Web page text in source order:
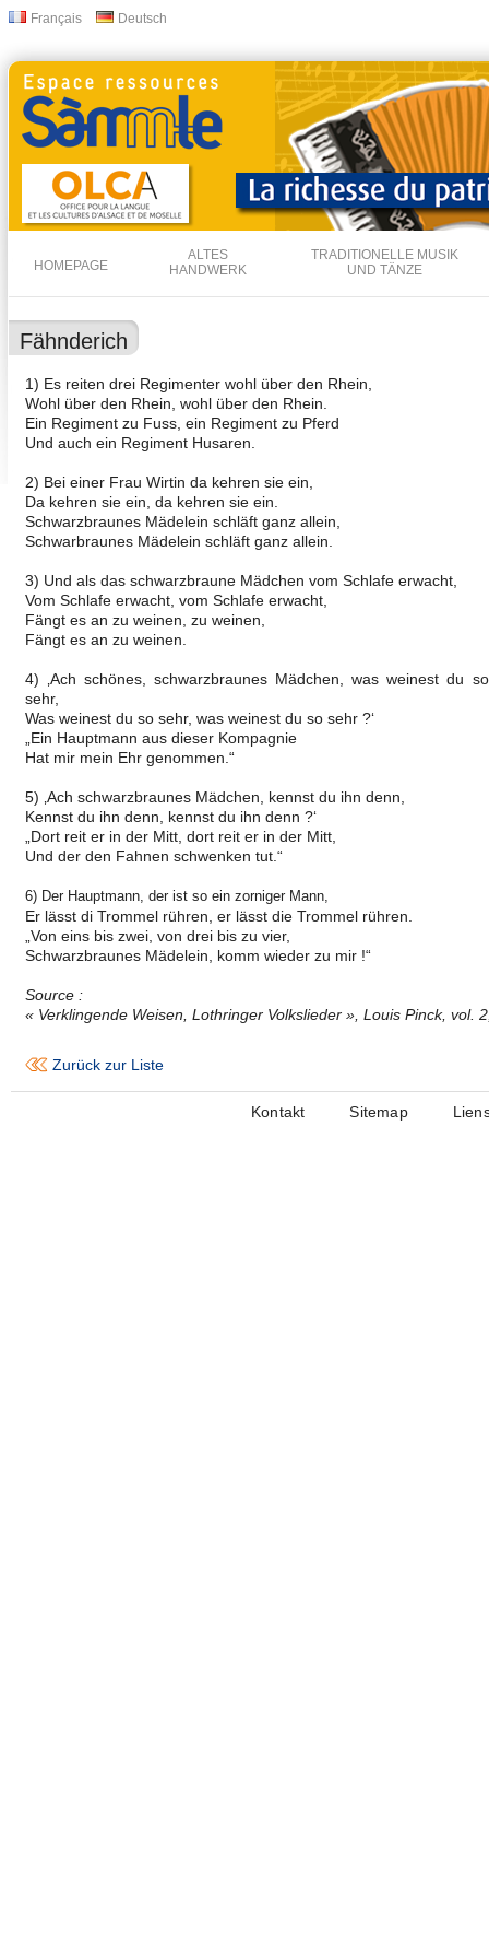
Français Deutsch
HOMEPAGE
ALTES
HANDWERK
TRADITIONELLE MUSIK
UND TÄNZE
Fähnderich
1) Es reiten drei Regimenter wohl über den Rhein,
Wohl über den Rhein, wohl über den Rhein.
Ein Regiment zu Fuss, ein Regiment zu Pferd
Und auch ein Regiment Husaren.
2) Bei einer Frau Wirtin da kehren sie ein,
Da kehren sie ein, da kehren sie ein.
Schwarzbraunes Mädelein schläft ganz allein,
Schwarbraunes Mädelein schläft ganz allein.
3) Und als das schwarzbraune Mädchen vom Schlafe erwacht,
Vom Schlafe erwacht, vom Schlafe erwacht,
Fängt es an zu weinen, zu weinen,
Fängt es an zu weinen.
4) ‚Ach schönes, schwarzbraunes Mädchen, was weinest du so
sehr,
Was weinest du so sehr, was weinest du so sehr ?‘
„Ein Hauptmann aus dieser Kompagnie
Hat mir mein Ehr genommen.“
5) ‚Ach schwarzbraunes Mädchen, kennst du ihn denn,
Kennst du ihn denn, kennst du ihn denn ?‘
„Dort reit er in der Mitt, dort reit er in der Mitt,
Und der den Fahnen schwenken tut.“
6) Der Hauptmann, der ist so ein zorniger Mann,
Er lässt di Trommel rühren, er lässt die Trommel rühren.
„Von eins bis zwei, von drei bis zu vier,
Schwarzbraunes Mädelein, komm wieder zu mir !“
Source :
« Verklingende Weisen, Lothringer Volkslieder », Louis Pinck, vol.
Zurück zur Liste
Kontakt Sitemap